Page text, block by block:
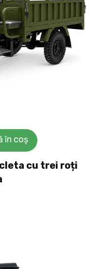
în coș
cu trei roți